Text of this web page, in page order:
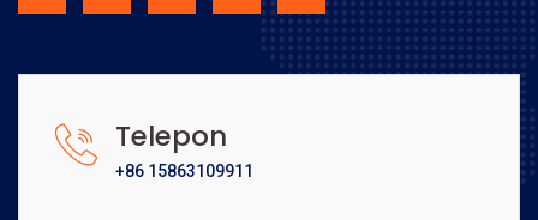
Telepon
+86 15863109911